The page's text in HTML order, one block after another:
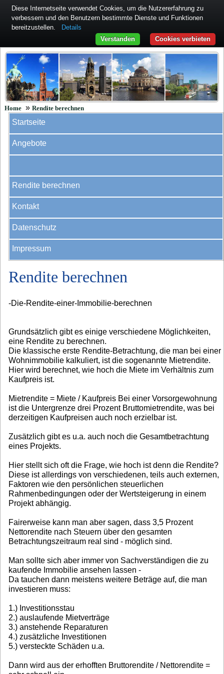
Home » Rendite berechnen
Startseite
Angebote
Rendite berechnen
Kontakt
Datenschutz
Impressum
Rendite berechnen
-Die-Rendite-einer-Immobilie-berechnen
Grundsätzlich gibt es einige verschiedene Möglichkeiten,
eine Rendite zu berechnen.
Die klassische erste Rendite-Betrachtung, die man bei einer
Wohnimmobilie kalkuliert, ist die sogenannte Mietrendite.
Hier wird berechnet, wie hoch die Miete im Verhältnis zum
Kaufpreis ist.
Mietrendite = Miete / Kaufpreis Bei einer Vorsorgewohnung
ist die Untergrenze drei Prozent Bruttomietrendite, was bei
derzeitigen Kaufpreisen auch noch erzielbar ist.
Zusätzlich gibt es u.a. auch noch die Gesamtbetrachtung
eines Projekts.
Hier stellt sich oft die Frage, wie hoch ist denn die Rendite?
Diese ist allerdings von verschiedenen, teils auch externen,
Faktoren wie den persönlichen steuerlichen
Rahmenbedingungen oder der Wertsteigerung in einem
Projekt abhängig.
Fairerweise kann man aber sagen, dass 3,5 Prozent
Nettorendite nach Steuern über den gesamten
Betrachtungszeitraum real sind - möglich sind.
Man sollte sich aber immer von Sachverständigen die zu
kaufende Immobilie ansehen lassen -
Da tauchen dann meistens weitere Beträge auf, die man
investieren muss:
1.) Investitionsstau
2.) auslaufende Mietverträge
3.) anstehende Reparaturen
4.) zusätzliche Investitionen
5.) versteckte Schäden u.a.
Dann wird aus der erhofften Bruttorendite / Nettorendite =
Diese Internetseite verwendet Cookies, um die Nutzererfahrung zu
verbessern und den Benutzern bestimmte Dienste und Funktionen
bereitzustellen.
Details
Cookies verbieten
Verstanden